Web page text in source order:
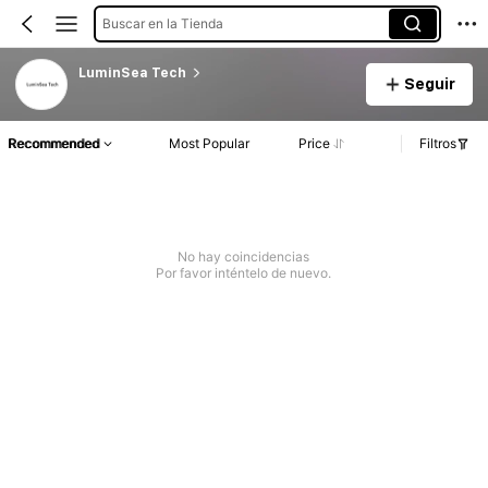
Buscar en la Tienda
LuminSea Tech
Seguir
Recommended Most Popular Price Filtros
No hay coincidencias
Por favor inténtelo de nuevo.